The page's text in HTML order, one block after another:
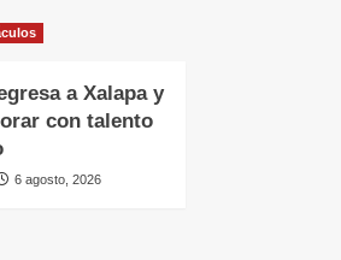
a Xalapa y
con talento
6 agosto, 2026